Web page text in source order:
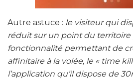
Autre astuce : le visiteur qui
réduit sur un point du
fonctionnalité permettant de
affinitaire à la volée, le « time
l’application qu’il dispose de